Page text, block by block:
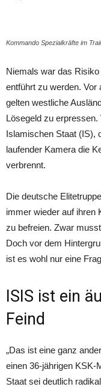
Kommando Spezialkräfte im
Niemals war das
entführt zu werden. Vor
gelten westliche
Lösegeld zu
Islamischen Staat (IS),
laufender Kamera die
verbrennt.
Die deutsche
immer wieder auf ihren
zu befreien. Zwar
Doch vor dem
ist es wohl nur eine
ISIS ist ein
Feind
„Das ist eine ganz
einen 36-jährigen KSK-
Staat sei deutlich